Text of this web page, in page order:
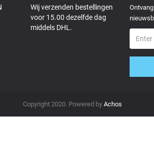
Wij verzenden bestellingen
voor 15.00 dezelfde dag
middels DHL.
Copyright 2020. Powered by Achos